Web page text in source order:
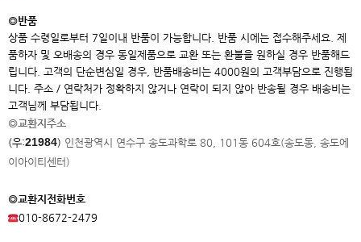
◎반품
상품 수령일로부터 7일이내 반품이 가능합니다. 반품 시에는 접수해주세요. 제
품하자 및 오배송의 경우 동일제품으로 교환 또는 환불을 원하실 경우 반품해드
립니다. 고객의 단순변심일 경우, 반품배송비는 4000원의 고객부담으로 진행됩
니다. 주소 / 연락처가 정확하지 않거나 연락이 되지 않아 반송될 경우 배송비는
고객님께 부담됩니다.
◎교환지주소
(우:21984) 인천광역시 연수구 송도과학로 80, 101동 604호(송도동, 송도에
이아이 티센터)
◎교환지전화번호
010-8672-2479